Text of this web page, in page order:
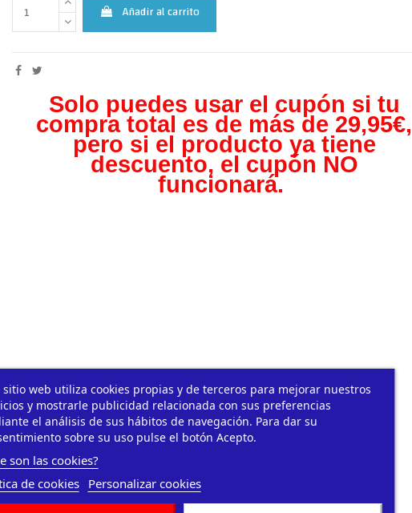
sitio web utiliza cookies propias y de terceros para mejorar nuestros
y mostrarle publicidad relacionada con sus preferencias
el análisis de sus hábitos de navegación. Para dar su
sobre su uso pulse el botón Acepto.
son las cookies?
de cookies
Personalizar cookies
Añadir al carrito
Solo puedes usar el cupón si tu
compra total es de más de 29,95€,
pero si el producto ya tiene
descuento, el cupón NO
funcionará.